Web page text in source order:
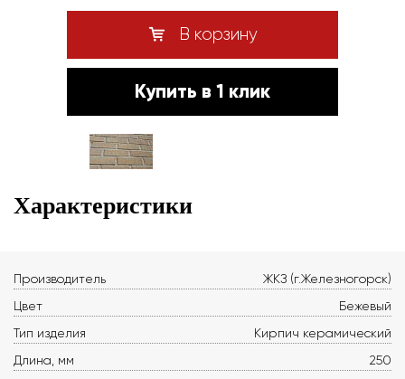
В корзину
Купить в 1 клик
Характеристики
Производитель
ЖКЗ (г.Железногорск)
Цвет
Бежевый
Тип изделия
Кирпич керамический
Длина, мм
250